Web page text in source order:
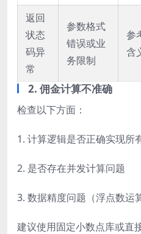
返回
状态
码异
常
参数格式
错误或业
务限制
参
含
2. 佣金计算不准确
检查以下方面：
1. 计算逻辑是否正确实现所
2. 是否存在并发计算问题
3. 数据精度问题（浮点数运
建议使用固定小数点库或直